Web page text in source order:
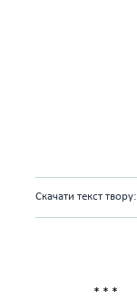
Скачати текст твору:
* * *